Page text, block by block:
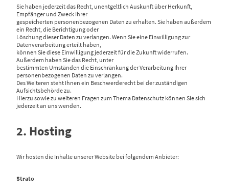
Sie haben jederzeit das Recht, unentgeltlich Auskunft über Herkunft,
Empfänger und Zweck Ihrer
gespeicherten personenbezogenen Daten zu erhalten. Sie haben außerdem
ein Recht, die Berichtigung oder
Löschung dieser Daten zu verlangen. Wenn Sie eine Einwilligung zur
Datenverarbeitung erteilt haben,
können Sie diese Einwilligung jederzeit für die Zukunft widerrufen.
Außerdem haben Sie das Recht, unter
bestimmten Umständen die Einschränkung der Verarbeitung Ihrer
personenbezogenen Daten zu verlangen.
Des Weiteren steht Ihnen ein Beschwerderecht bei der zuständigen
Aufsichtsbehörde zu.
Hierzu sowie zu weiteren Fragen zum Thema Datenschutz können Sie sich
jederzeit an uns wenden.
2. Hosting
Wir hosten die Inhalte unserer Website bei folgendem Anbieter:
Strato